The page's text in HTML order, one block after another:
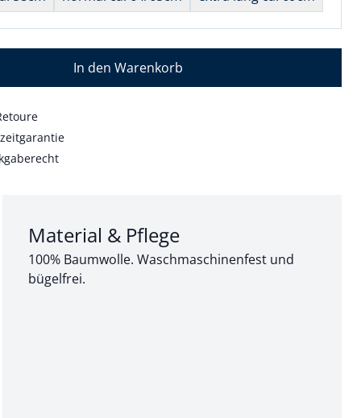
In den Warenkorb
Abschnitt 3 von 3:
Material & Pflege
100% Baumwolle. Waschmaschinenfest und
bügelfrei.